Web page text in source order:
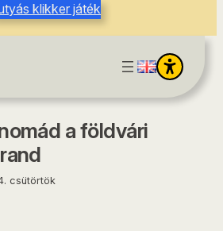
klikker játék
a földvári
csütörtök